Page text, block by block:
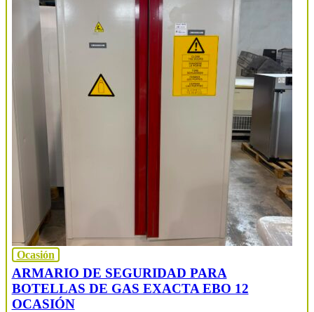
Ocasión
ARMARIO DE SEGURIDAD PARA
BOTELLAS DE GAS EXACTA EBO 12
OCASIÓN